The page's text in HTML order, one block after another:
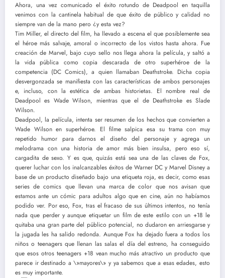
Ahora, una vez comunicado el éxito rotundo de Deadpool en taquilla
venimos con la cantinela habitual de que éxito de público y calidad no
siempre van de la mano pero ¿y esta vez?
Tim Miller, el directo del film, ha llevado a escena el que posiblemente sea
el héroe más salvaje, amoral o incorrecto de los vistos hasta ahora. Fue
creación de Marvel, bajo cuyo sello nos llega ahora la película, y saltó a
la vida pública como copia descarada de otro superhéroe de la
competencia (DC Comics), a quien llamaban Deathstroke. Dicha copia
desvergonzada se manifiesta con las características de ambos personajes
e, incluso, con la estética de ambas historietas. El nombre real de
Deadpool es Wade Wilson, mientras que el de Deathstroke es Slade
Wilson.
Deadpool, la película, intenta ser resumen de los hechos que convierten a
Wade Wilson en superhéroe. El filme salpica esa su trama con muy
repetido humor para darnos el diseño del personaje y agrega un
melodrama con una historia de amor más bien insulsa, pero eso sí,
cargadita de sexo. Y es que, quizás está sea una de las claves de Fox,
querer luchar con los inalcanzables éxitos de Warner DC y Marvel Disney a
base de un producto diseñado bajo una etiqueta roja, es decir, como esas
series de comics que llevan una marca de color que nos avisan que
estamos ante un cómic para adultos algo que en cine, aún no habíamos
podido ver. Por eso, Fox, tras el fracaso de sus últimos intentos, no tenía
nada que perder y aunque etiquetar un film de este estilo con un +18 le
quitaba una gran parte del público potencial, no dudaron en arriesgarse y
la jugada les ha salido redonda. Aunque Fox ha dejado fuera a todos los
niños o teenagers que llenan las salas el día del estreno, ha conseguido
que esos otros teenagers +18 vean mucho más atractivo un producto que
parece ir destinado a \»mayores\» y ya sabemos que a esas edades, esto
es muy importante.